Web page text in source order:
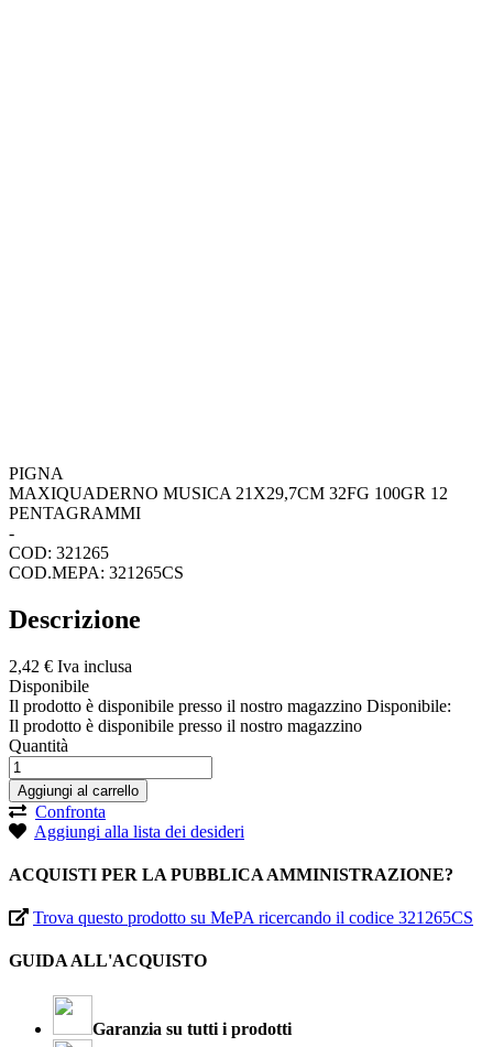
PIGNA
MAXIQUADERNO MUSICA 21X29,7CM 32FG 100GR 12
PENTAGRAMMI
-
COD: 321265
COD.MEPA: 321265CS
Descrizione
2,42 € Iva inclusa
Disponibile
Il prodotto è disponibile presso il nostro magazzino Disponibile:
Il prodotto è disponibile presso il nostro magazzino
Quantità
Aggiungi al carrello
Confronta
Aggiungi alla lista dei desideri
ACQUISTI PER LA PUBBLICA AMMINISTRAZIONE?
Trova questo prodotto su MePA ricercando il codice 321265CS
GUIDA ALL'ACQUISTO
Garanzia su tutti i prodotti